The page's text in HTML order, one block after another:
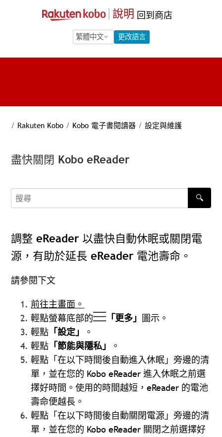
說明 回到商店
Language Selection
Language Selection
更改語言
/ Rakuten Kobo / Kobo 電子書閱讀器 / 設定與維護
盡快關閉 Kobo eReader
搜尋
🔍
調整 eReader 以盡快自動休眠或關閉電
源，有助於延長 eReader 電池壽命。
請參閱下文
前往主畫面。
輕點螢幕底部的
「更多」 圖示。
輕點 「設定」
。
輕點 「節能與隱私」
。
輕點「在以下時間後自動進入休眠」旁邊的清
單，並在您的 Kobo eReader 進入休眠之前選
擇好時間。使用的時間越短，eReader 的電池
壽命便越長。
輕點「在以下時間後自動關閉電源」旁邊的清
單，並在您的 Kobo eReader 關閉之前選擇好